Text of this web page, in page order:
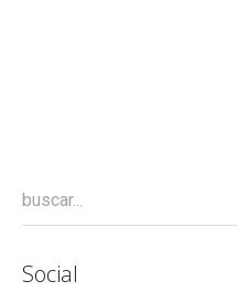
Social